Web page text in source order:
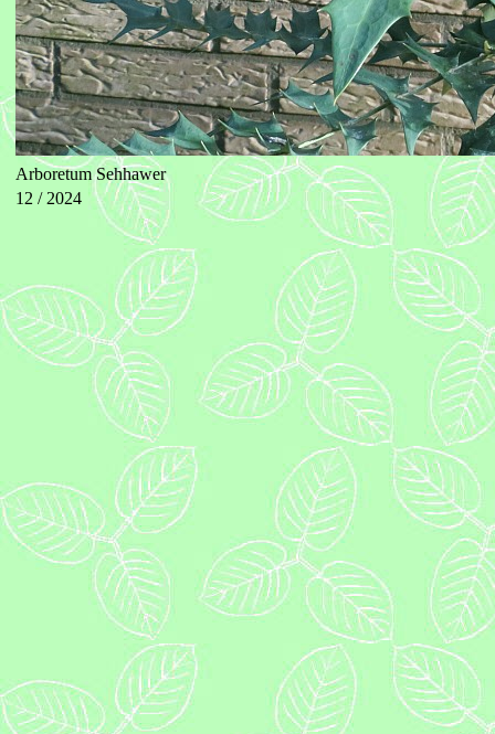
Arboretum Sehhawer
12 / 2024